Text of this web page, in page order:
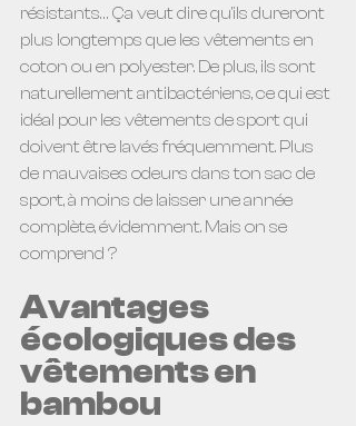
résistants… Ça veut dire qu'ils dureront
plus longtemps que les vêtements en
coton ou en polyester. De plus, ils sont
naturellement antibactériens, ce qui est
idéal pour les vêtements de sport qui
doivent être lavés fréquemment. Plus
de mauvaises odeurs dans ton sac de
sport, à moins de laisser une année
complète, évidemment. Mais on se
comprend ?
Avantages
écologiques des
vêtements en
bambou